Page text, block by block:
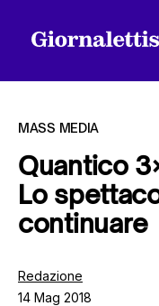
Tutti gli articoli
Chi siamo
MASS MEDIA
Quantico
Lo
continuare
Redazione
14 Mag 2018